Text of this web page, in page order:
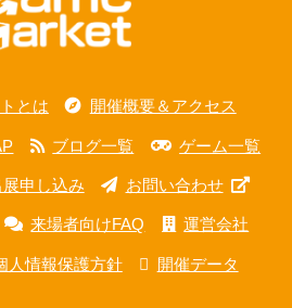
とは 開催概要＆アクセス
ブログ一覧 ゲーム一覧
展申し込み お問い合わせ
来場者向けFAQ 運営会社
人情報保護方針 開催データ